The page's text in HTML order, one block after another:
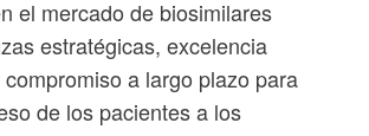
el mercado de biosimilares
estratégicas, excelencia
a largo plazo para
de los pacientes a los